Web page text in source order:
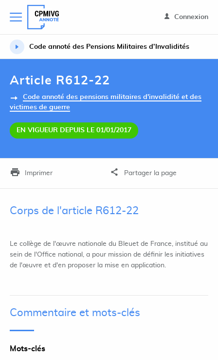
Connexion
Code annoté des Pensions Militaires d’Invalidités
Article R612-22
Code annoté des pensions militaires d'invalidité et des
victimes de guerre
EN VIGUEUR DEPUIS LE 01/01/2017
Imprimer Partager la page
Corps de l'article R612-22
Le collège de l'œuvre nationale du Bleuet de France, institué au
sein de l'Office national, a pour mission de définir les initiatives
de l'œuvre et d'en proposer la mise en application.
Commentaire et mots-clés
Mots-clés